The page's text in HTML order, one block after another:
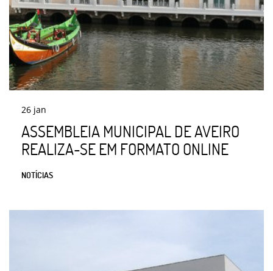
26 jan
ASSEMBLEIA MUNICIPAL DE AVEIRO
REALIZA-SE EM FORMATO ONLINE
NOTÍCIAS